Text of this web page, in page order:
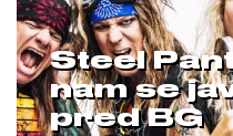
Steel
nam se
pred BG